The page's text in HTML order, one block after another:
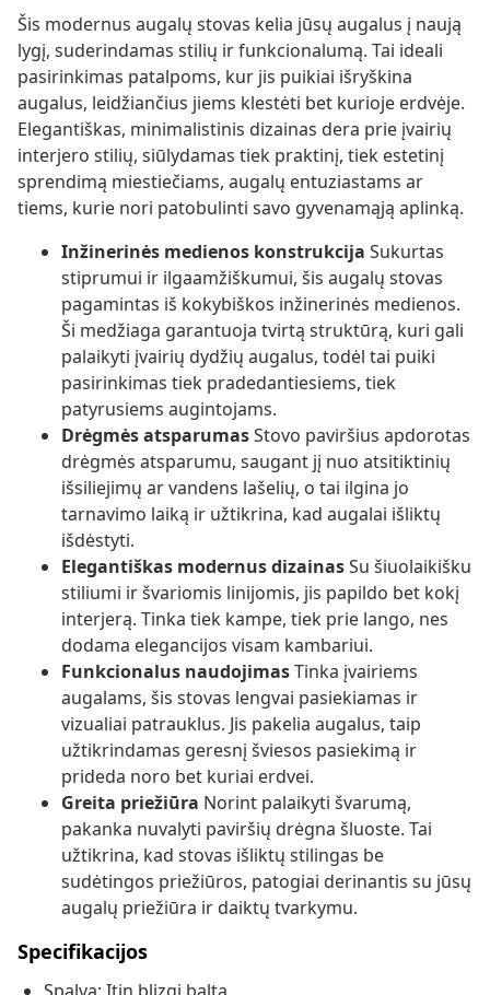
Šis modernus augalų stovas kelia jūsų augalus į naują
lygį, suderindamas stilių ir funkcionalumą. Tai ideali
pasirinkimas patalpoms, kur jis puikiai išryškina
augalus, leidžiančius jiems klestėti bet kurioje erdvėje.
Elegantiškas, minimalistinis dizainas dera prie įvairių
interjero stilių, siūlydamas tiek praktinį, tiek estetinį
sprendimą miestiečiams, augalų entuziastams ar
tiems, kurie nori patobulinti savo gyvenamąją aplinką.
Inžinerinės medienos konstrukcija Sukurtas
stiprumui ir ilgaamžiškumui, šis augalų stovas
pagamintas iš kokybiškos inžinerinės medienos.
Ši medžiaga garantuoja tvirtą struktūrą, kuri gali
palaikyti įvairių dydžių augalus, todėl tai puiki
pasirinkimas tiek pradedantiesiems, tiek
patyrusiems augintojams.
Drėgmės atsparumasStovo paviršius apdorotas
drėgmės atsparumu, saugant jį nuo atsitiktinių
išsiliejimų ar vandens lašelių, o tai ilgina jo
tarnavimo laiką ir užtikrina, kad augalai išliktų
išdėstyti.
Elegantiškas modernus dizainasSu šiuolaikišku
stiliumi ir švariomis linijomis, jis papildo bet kokį
interjerą. Tinka tiek kampe, tiek prie lango, nes
dodama elegancijos visam kambariui.
Funkcionalus naudojimasTinka įvairiems
augalams, šis stovas lengvai pasiekiamas ir
vizualiai patrauklus. Jis pakelia augalus, taip
užtikrindamas geresnį šviesos pasiekimą ir
prideda noro bet kuriai erdvei.
Greita priežiūra Norint palaikyti švarumą,
pakanka nuvalyti paviršių drėgna šluoste. Tai
užtikrina, kad stovas išliktų stilingas be
sudėtingos priežiūros, patogiai derinantis su jūsų
augalų priežiūra ir daiktų tvarkymu.
Specifikacijos